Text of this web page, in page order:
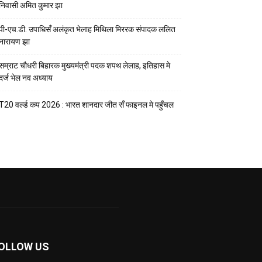
अमित कुमार झा
एच.डी. उपाधिसँ अलंकृत भेलाह मिथिला मिररक संपादक ललित
झा
चौधरी बिहारक मुख्यमंत्री पदक शपथ लेलाह, इतिहास मे
भेल नव अध्याय
वर्ल्ड कप 2026 : भारत शानदार जीत सँ फाइनल मे पहुँचल
US